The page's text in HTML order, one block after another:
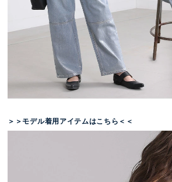
＞＞モデル着用アイテムはこちら＜＜